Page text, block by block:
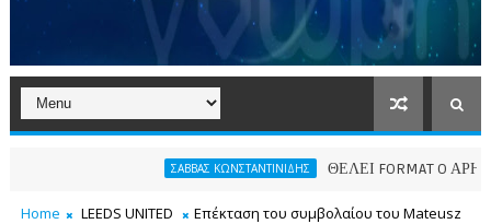
ΣΑΒΒΑΣ ΚΩΝΣΤΑΝΤΙΝΙΔΗΣ ΘΕΛΕΙ FORMAT O ΑΡΗΣ
Home LEEDS UNITED
Eπέκταση του συμβολαίου του Mateusz